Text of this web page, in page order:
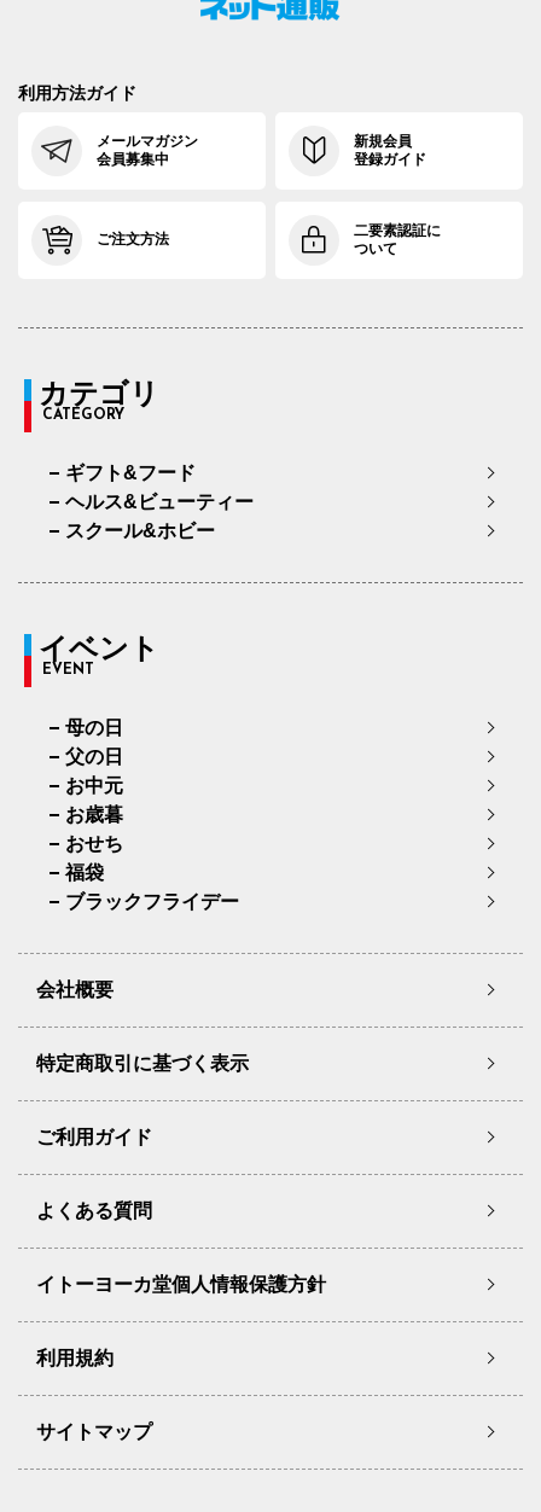
利用方法ガイド
メールマガジン
会員募集中
新規会員
登録ガイド
ご注文方法
二要素認証に
ついて
カテゴリ
CATEGORY
ギフト&フード
ヘルス&ビューティー
スクール&ホビー
イベント
EVENT
母の日
父の日
お中元
お歳暮
おせち
福袋
ブラックフライデー
会社概要
特定商取引に基づく表示
ご利用ガイド
よくある質問
イトーヨーカ堂個人情報保護方針
利用規約
サイトマップ